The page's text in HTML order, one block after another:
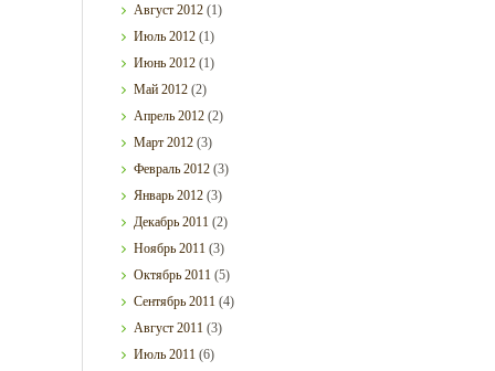
Август2012 (1)
Июль2012 (1)
Июнь2012 (1)
Май2012 (2)
Апрель2012 (2)
Март2012 (3)
Февраль2012 (3)
Январь2012 (3)
Декабрь2011 (2)
Ноябрь2011 (3)
Октябрь2011 (5)
Сентябрь2011 (4)
Август2011 (3)
Июль2011 (6)